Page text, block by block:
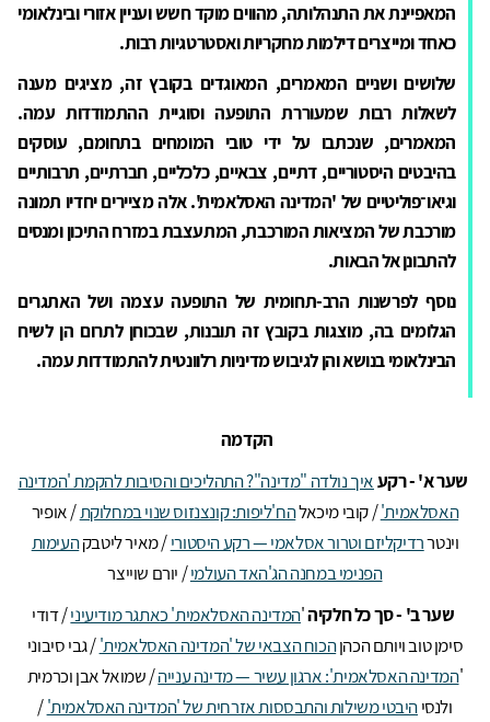
המאפיינת את התנהלותה, מהווים מוקד חשש ועניין אזורי ובינלאומי
כאחד ומייצרים דילמות מחקריות ואסטרטגיות רבות.
שלושים ושניים המאמרים, המאוגדים בקובץ זה, מציגים מענה
לשאלות רבות שמעוררת התופעה וסוגיית ההתמודדות עמה.
המאמרים, שנכתבו על ידי טובי המומחים בתחומם, עוסקים
בהיבטים היסטוריים, דתיים, צבאיים, כלכליים, חברתיים, תרבותיים
וגיאו־פוליטיים של 'המדינה האסלאמית'. אלה מציירים יחדיו תמונה
מורכבת של המציאות המורכבת, המתעצבת במזרח התיכון ומנסים
להתבונן אל הבאות.
נוסף לפרשנות הרב-תחומית של התופעה עצמה ושל האתגרים
הגלומים בה, מוצגות בקובץ זה תובנות, שבכוחן לתרום הן לשיח
הבינלאומי בנושא והן לגיבוש מדיניות רלוונטית להתמודדות עמה.
הקדמה
שער א' - רקעאיך נולדה "מדינה"? התהליכים והסיבות להקמת 'המדינה
האסלאמית'/ קובי מיכאלהח'ליפות: קונצנזוס שנוי במחלוקת/ אופיר
וינטררדיקליזם וטרור אסלאמי — רקע היסטורי/ מאיר ליטבקהעימות
הפנימי במחנה הג'האד העולמי/ יורם שוייצר
שער ב' - סך כל חלקיה'המדינה האסלאמית' כאתגר מודיעיני/ דודי
סימן טוב ויותם הכהןהכוח הצבאי של 'המדינה האסלאמית'/ גבי סיבוני
'המדינה האסלאמית': ארגון עשיר — מדינה ענייה/ שמואל אבן וכרמית
ולנסיהיבטי משילות והתבססות אזרחית של 'המדינה האסלאמית'/